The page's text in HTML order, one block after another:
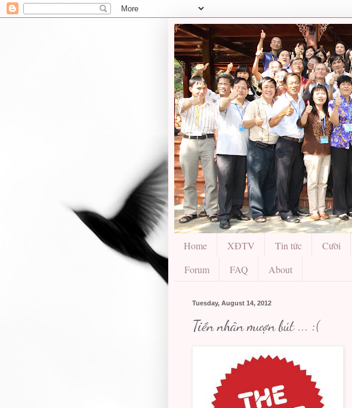
Home XĐTV Tin tức Cười
Forum
FAQ About
Tuesday, August 14, 2012
Tiền nhân mượn bút ... :(